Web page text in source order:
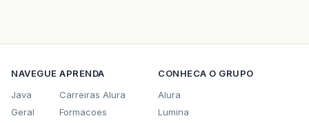
NAVEGUE
Java
Geral
APRENDA
Carreiras Alura
Formacoes
CONHECA O GRUPO
Alura
Lumina